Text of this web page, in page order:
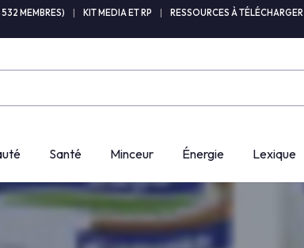
MEMBRES) KIT MEDIA ET RP
RESSOURCES À TÉLÉCHARGER
Santé Minceur Énergie Lexique